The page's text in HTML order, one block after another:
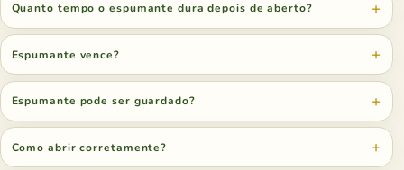
Quanto tempo o espumante dura depois de aberto?
Espumante vence?
Espumante pode ser guardado?
Como abrir corretamente?